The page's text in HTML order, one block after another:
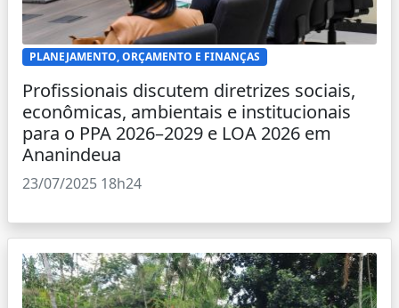
PLANEJAMENTO, ORÇAMENTO E FINANÇAS
Profissionais discutem diretrizes sociais,
econômicas, ambientais e institucionais
para o PPA 2026–2029 e LOA 2026 em
Ananindeua
23/07/2025 18h24